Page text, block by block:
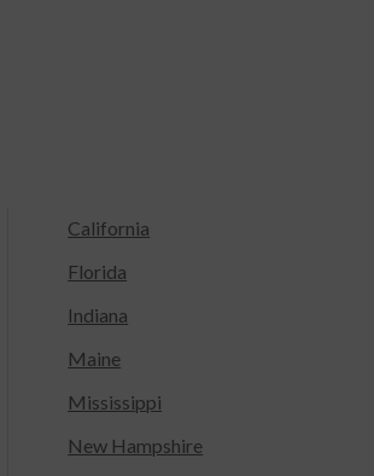
California
Florida
Indiana
Maine
Mississippi
New Hampshire